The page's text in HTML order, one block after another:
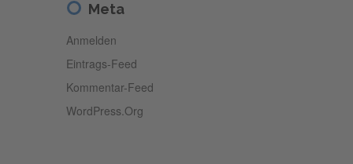
Meta
Anmelden
Eintrags-Feed
Kommentar-Feed
WordPress.org